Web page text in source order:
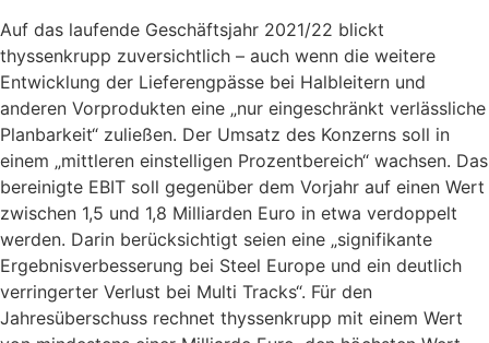
Auf das laufende Geschäftsjahr 2021/22 blickt
thyssenkrupp zuversichtlich – auch wenn die weitere
Entwicklung der Lieferengpässe bei Halbleitern und
anderen Vorprodukten eine „nur eingeschränkt verlässliche
Planbarkeit“ zuließen. Der Umsatz des Konzerns soll in
einem „mittleren einstelligen Prozentbereich“ wachsen. Das
bereinigte EBIT soll gegenüber dem Vorjahr auf einen Wert
zwischen 1,5 und 1,8 Milliarden Euro in etwa verdoppelt
werden. Darin berücksichtigt seien eine „signifikante
Ergebnisverbesserung bei Steel Europe und ein deutlich
verringerter Verlust bei Multi Tracks“. Für den
Jahresüberschuss rechnet thyssenkrupp mit einem Wert